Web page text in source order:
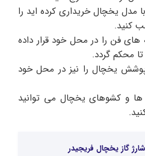
یخچال خریداری کرده اید را
کنید.
های فن را در محل خود قرار داده
محکم گردد.
پوشش یخچال را نیز در محل خود
ها و کشوهای یخچال می توانید
شارژ گاز یخچال فریجیدر